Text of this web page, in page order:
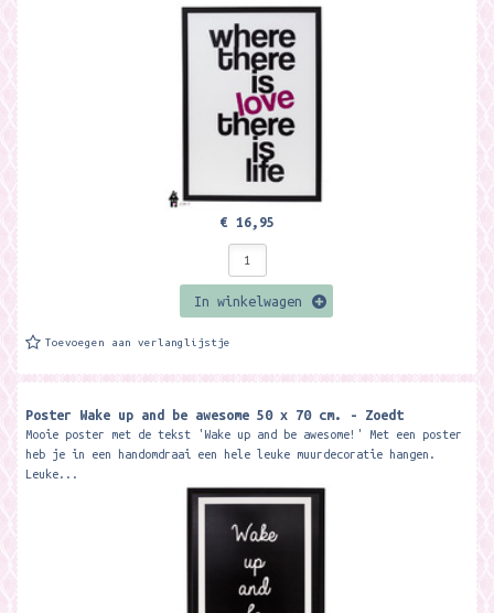
€ 16,95
In winkelwagen
Toevoegen aan verlanglijstje
Poster Wake up and be awesome 50 x 70 cm. - Zoedt
Mooie poster met de tekst 'Wake up and be awesome!' Met een poster
heb je in een handomdraai een hele leuke muurdecoratie hangen.
Leuke...